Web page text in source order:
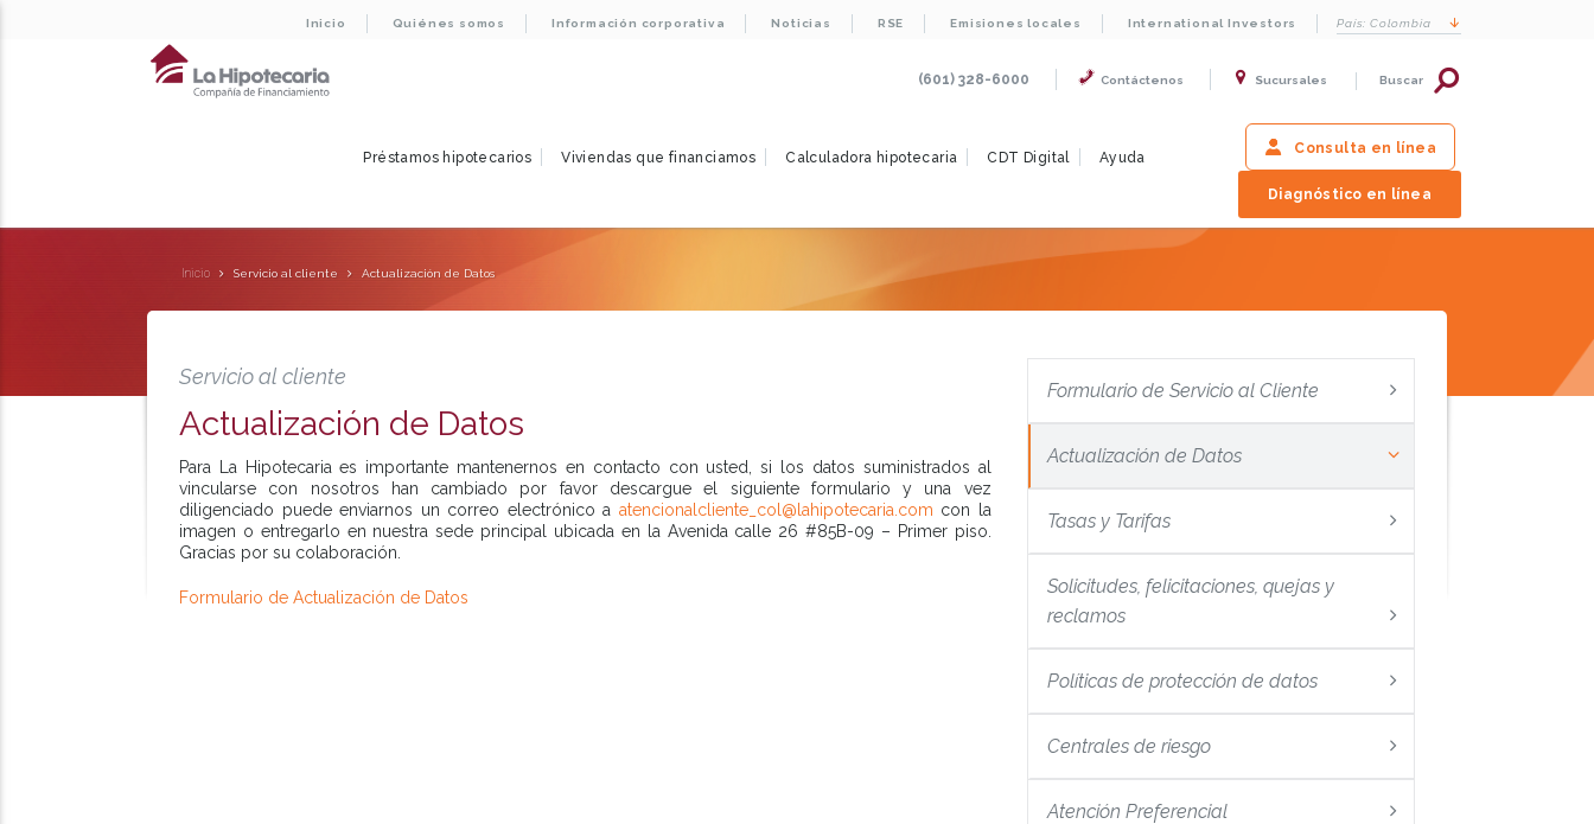
Inicio Quiénes somos Información corporativa Noticias RSE Emisiones locales International Investors País: Colombia
(601) 328-6000 Contáctenos Sucursales Buscar
Préstamos hipotecarios Viviendas que financiamos Calculadora hipotecaria CDT Digital Ayuda
Consulta en línea
Diagnóstico en línea
Inicio Servicio al cliente Actualización de Datos
Servicio al cliente
Actualización de Datos
Para La Hipotecaria es importante mantenernos en contacto con usted, si los datos suministrados al
vincularse con nosotros han cambiado por favor descargue el siguiente formulario y una vez
diligenciado puede enviarnos un correo electrónico a atencionalcliente_col@lahipotecaria.com con la
imagen o entregarlo en nuestra sede principal ubicada en la Avenida calle 26 #85B-09 – Primer piso.
Gracias por su colaboración.
Formulario de Actualización de Datos
Formulario de Servicio al Cliente
Actualización de Datos
Tasas y Tarifas
Solicitudes, felicitaciones, quejas y
reclamos
Políticas de protección de datos
Centrales de riesgo
Atención Preferencial